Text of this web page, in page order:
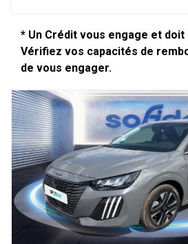
* Un Crédit vous engage et
Vérifiez vos capacités de
de vous engager.